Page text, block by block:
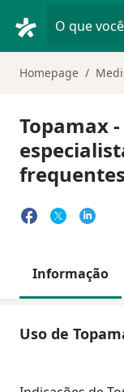
O que
Homepage
Topamax
frequentes
Informação
Uso de